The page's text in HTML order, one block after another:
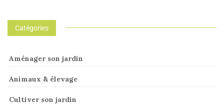
Catégories
Aménager son jardin
Animaux & élevage
Cultiver son jardin